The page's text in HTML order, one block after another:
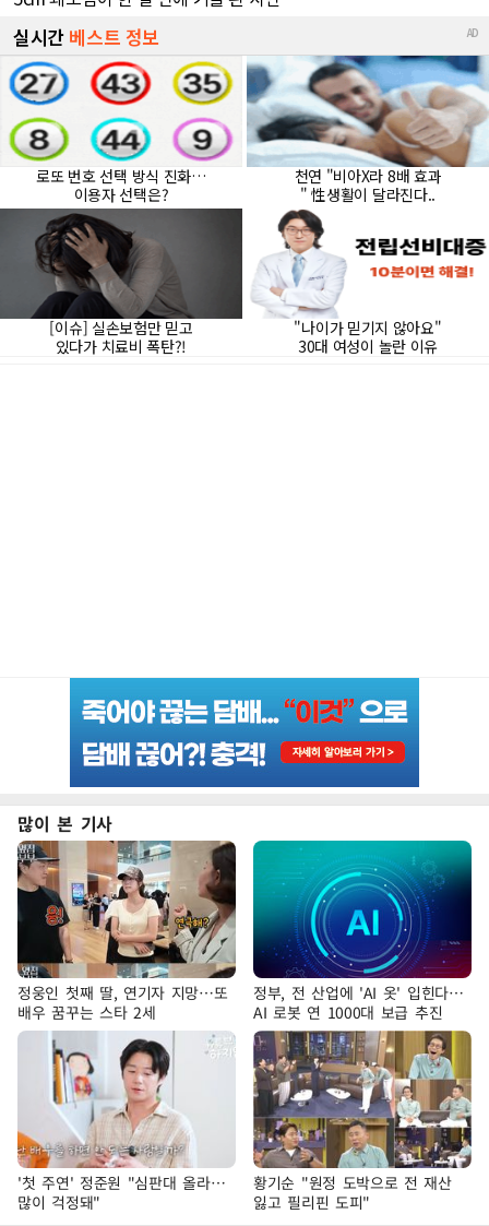
많이 본 기사
정웅인 첫째 딸, 연기자 지망…또
배우 꿈꾸는 스타 2세
정부, 전 산업에 'AI 옷' 입힌다…
AI 로봇 연 1000대 보급 추진
'첫 주연' 정준원 "심판대 올라…
많이 걱정돼"
황기순 "원정 도박으로 전 재산
잃고 필리핀 도피"